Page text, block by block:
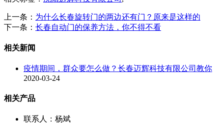
上一条： 为什么长春旋转门的两边还有门？原来是这样的
下一条： 长春自动门的保养方法，你不得不看
相关新闻
疫情期间，群众要怎么做？长春迈辉科技有限公司教你
2020-03-24
相关产品
联系人：杨斌